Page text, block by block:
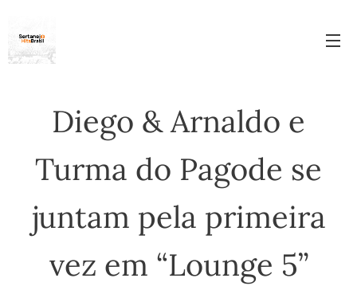
Diego & Arnaldo e
Turma do Pagode se
juntam pela primeira
vez em “Lounge 5”